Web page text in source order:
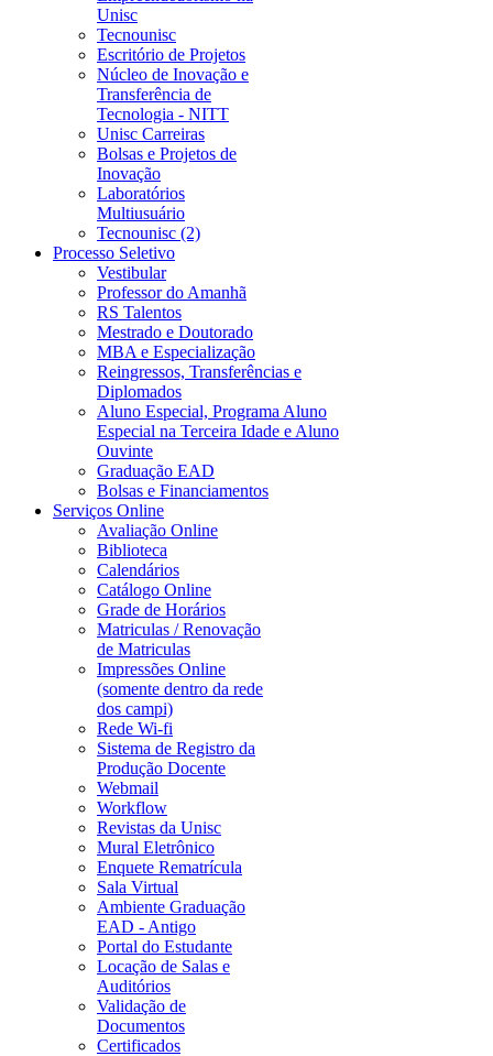
Unisc
Tecnounisc
Escritório de Projetos
Núcleo de Inovação e
Transferência de
Tecnologia - NITT
Unisc Carreiras
Bolsas e Projetos de
Inovação
Laboratórios
Multiusuário
Tecnounisc (2)
Processo Seletivo
Vestibular
Professor do Amanhã
RS Talentos
Mestrado e Doutorado
MBA e Especialização
Reingressos, Transferências e
Diplomados
Aluno Especial, Programa Aluno
Especial na Terceira Idade e Aluno
Ouvinte
Graduação EAD
Bolsas e Financiamentos
Serviços Online
Avaliação Online
Biblioteca
Calendários
Catálogo Online
Grade de Horários
Matriculas / Renovação
de Matriculas
Impressões Online
(somente dentro da rede
dos campi)
Rede Wi-fi
Sistema de Registro da
Produção Docente
Webmail
Workflow
Revistas da Unisc
Mural Eletrônico
Enquete Rematrícula
Sala Virtual
Ambiente Graduação
EAD - Antigo
Portal do Estudante
Locação de Salas e
Auditórios
Validação de
Documentos
Certificados